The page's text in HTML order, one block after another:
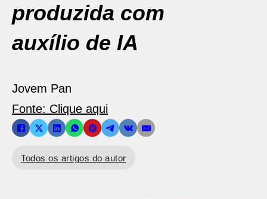
produzida com
auxílio de IA
Jovem Pan
Fonte: Clique aqui
Todos os artigos do autor